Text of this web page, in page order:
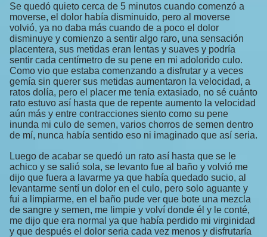
Se quedó quieto cerca de 5 minutos cuando comenzó a
moverse, el dolor había disminuido, pero al moverse
volvió, ya no daba más cuando de a poco el dolor
disminuye y comienzo a sentir algo raro, una sensación
placentera, sus metidas eran lentas y suaves y podría
sentir cada centímetro de su pene en mi adolorido culo.
Como vio que estaba comenzando a disfrutar y a veces
gemía sin querer sus metidas aumentaron la velocidad, a
ratos dolía, pero el placer me tenía extasiado, no sé cuánto
rato estuvo así hasta que de repente aumento la velocidad
aún más y entre contracciones siento como su pene
inunda mi culo de semen, varios chorros de semen dentro
de mí, nunca había sentido eso ni imaginado que así seria.
Luego de acabar se quedó un rato así hasta que se le
achico y se salió sola, se levanto fue al baño y volvió me
dijo que fuera a lavarme ya que había quedado sucio, al
levantarme sentí un dolor en el culo, pero solo aguante y
fui a limpiarme, en el baño pude ver que bote una mezcla
de sangre y semen, me limpie y volví donde él y le conté,
me dijo que era normal ya que había perdido mi virginidad
y que después el dolor seria cada vez menos y disfrutaría